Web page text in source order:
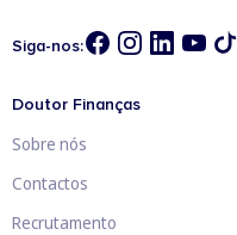
Siga-nos:
Doutor Finanças
Sobre nós
Contactos
Recrutamento